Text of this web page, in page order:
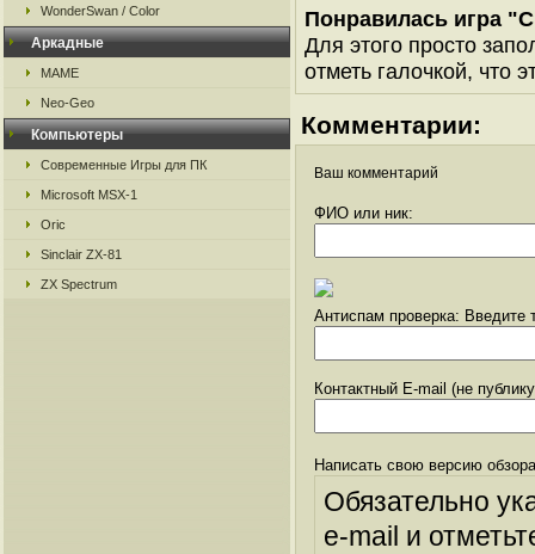
WonderSwan / Color
Аркадные
MAME
Neo-Geo
Компьютеры
Современные Игры для ПК
Microsoft MSX-1
Oric
Sinclair ZX-81
ZX Spectrum
Понравилась игра
Для этого просто
отметь галочкой, что
Комментарии:
Ваш комментарий
ФИО или ник:
Антиспам проверка: Введите
Контактный E-mail (не
Написать свою версию
Обязательно
e-mail и